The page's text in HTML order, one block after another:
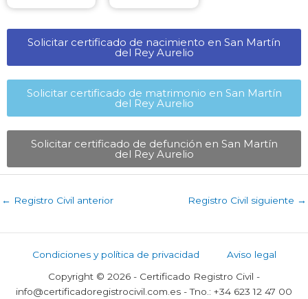
Solicitar certificado de nacimiento en San Martín
del Rey Aurelio​
Solicitar certificado de matrimonio en San Martín
del Rey Aurelio​
Solicitar certificado de defunción en San Martín
del Rey Aurelio​
← Registro Civil anterior Registro Civil siguiente →
Condiciones y política de privacidad
Aviso legal
Copyright © 2026 - Certificado Registro Civil -
info@certificadoregistrocivil.com.es - Tno.: +34 623 12 47 00